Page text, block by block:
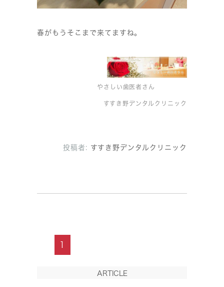
春がもうそこまで来てますね。
やさしい歯医者さん
すすき野デンタルクリニック
投稿者: すすき野デンタルクリニック
1
ARTICLE